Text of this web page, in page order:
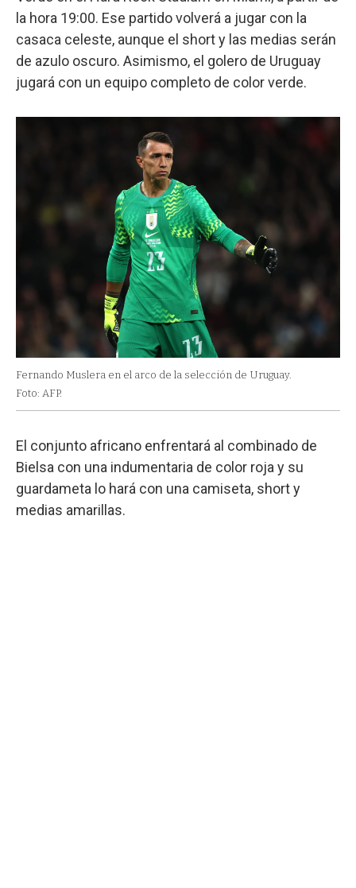
la hora 19:00. Ese partido volverá a jugar con la
casaca celeste, aunque el short y las medias serán
de azulo oscuro. Asimismo, el golero de Uruguay
jugará con un equipo completo de color verde.
Fernando Muslera en el arco de la selección de Uruguay.
Foto: AFP.
El conjunto africano enfrentará al combinado de
Bielsa con una indumentaria de color roja y su
guardameta lo hará con una camiseta, short y
medias amarillas.